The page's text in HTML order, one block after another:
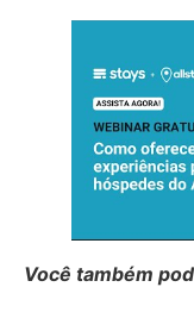
Você também